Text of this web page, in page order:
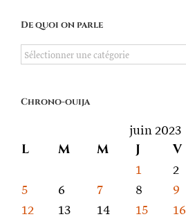
De quoi on parle
De
parle
Chrono-ouija
juin 2023
L M M J V
1 2
5
6 7 8 9
12
13 14 15 16